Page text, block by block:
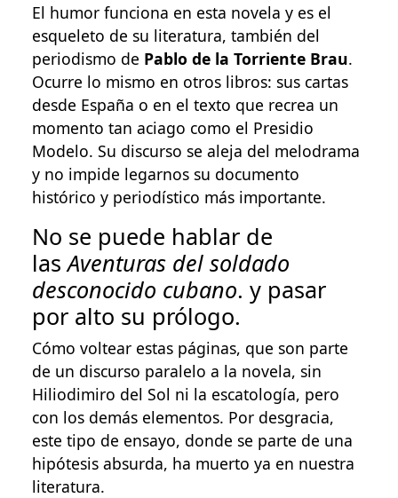
El humor funciona en esta novela y es el
esqueleto de su literatura, también del
periodismo de Pablo de la Torriente Brau.
Ocurre lo mismo en otros libros: sus cartas
desde España o en el texto que recrea un
momento tan aciago como el Presidio
Modelo. Su discurso se aleja del melodrama
y no impide legarnos su documento
histórico y periodístico más importante.
No se puede hablar de
lasAventuras del soldado
desconocido cubano. y pasar
por alto su prólogo.
Cómo voltear estas páginas, que son parte
de un discurso paralelo a la novela, sin
Hiliodimiro del Sol ni la escatología, pero
con los demás elementos. Por desgracia,
este tipo de ensayo, donde se parte de una
hipótesis absurda, ha muerto ya en nuestra
literatura.